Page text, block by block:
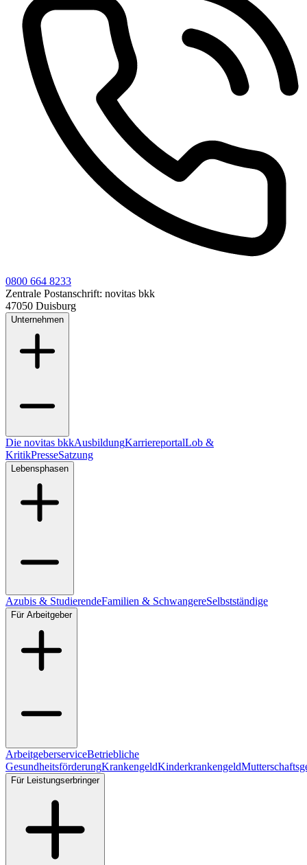
0800 664 8233
Zentrale Postanschrift: novitas bkk
47050 Duisburg
Unternehmen
Die novitas bkkAusbildungKarriereportalLob &
KritikPresseSatzung
Lebensphasen
Azubis & StudierendeFamilien & SchwangereSelbstständige
Für Arbeitgeber
ArbeitgeberserviceBetriebliche
GesundheitsförderungKrankengeldKinderkrankengeld
Für Leistungserbringer